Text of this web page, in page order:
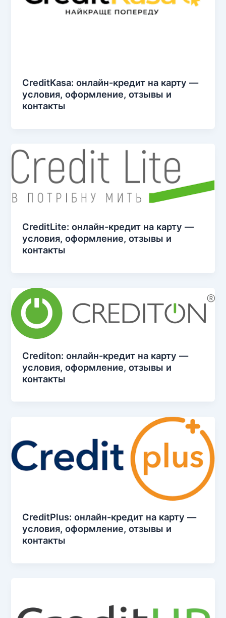
CreditKasa: онлайн-кредит на карту —
условия, оформление, отзывы и
контакты
CreditLite: онлайн-кредит на карту —
условия, оформление, отзывы и
контакты
Crediton: онлайн-кредит на карту —
условия, оформление, отзывы и
контакты
CreditPlus: онлайн-кредит на карту —
условия, оформление, отзывы и
контакты